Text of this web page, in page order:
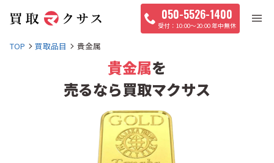
050-5526-1400
10:00〜20:00 年中無休
TOP 買取品目 貴金属
貴金属を
売るなら買取マクサス